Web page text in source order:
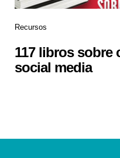
Recursos
117 libros sobre
social media